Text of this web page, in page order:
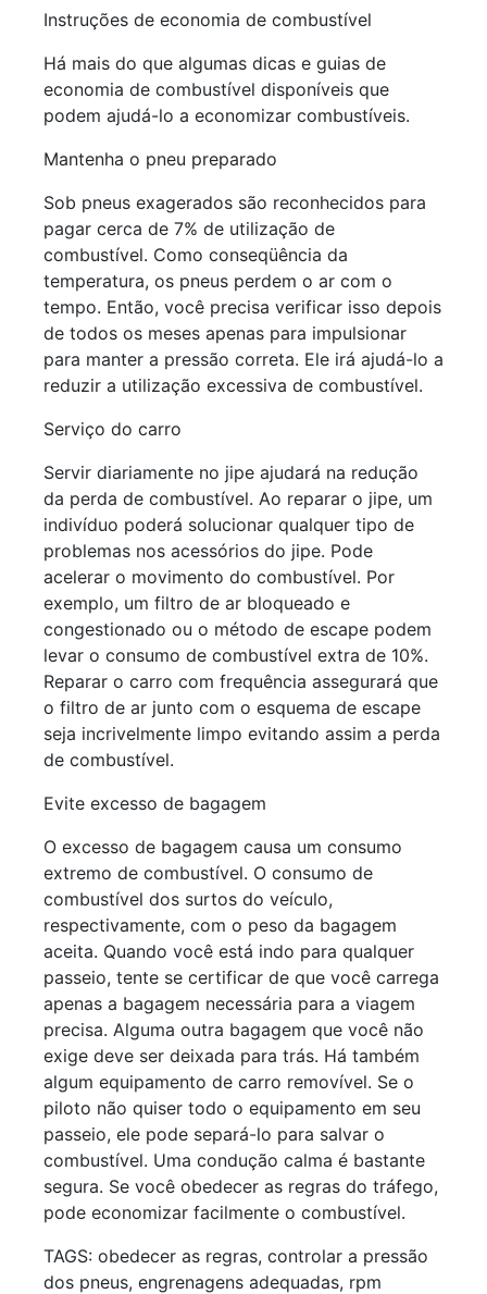
Instruções de economia de combustível
Há mais do que algumas dicas e guias de
economia de combustível disponíveis que
podem ajudá-lo a economizar combustíveis.
Mantenha o pneu preparado
Sob pneus exagerados são reconhecidos para
pagar cerca de 7% de utilização de
combustível. Como conseqüência da
temperatura, os pneus perdem o ar com o
tempo. Então, você precisa verificar isso depois
de todos os meses apenas para impulsionar
para manter a pressão correta. Ele irá ajudá-lo a
reduzir a utilização excessiva de combustível.
Serviço do carro
Servir diariamente no jipe ​​ajudará na redução
da perda de combustível. Ao reparar o jipe, um
indivíduo poderá solucionar qualquer tipo de
problemas nos acessórios do jipe. Pode
acelerar o movimento do combustível. Por
exemplo, um filtro de ar bloqueado e
congestionado ou o método de escape podem
levar o consumo de combustível extra de 10%.
Reparar o carro com frequência assegurará que
o filtro de ar junto com o esquema de escape
seja incrivelmente limpo evitando assim a perda
de combustível.
Evite excesso de bagagem
O excesso de bagagem causa um consumo
extremo de combustível. O consumo de
combustível dos surtos do veículo,
respectivamente, com o peso da bagagem
aceita. Quando você está indo para qualquer
passeio, tente se certificar de que você carrega
apenas a bagagem necessária para a viagem
precisa. Alguma outra bagagem que você não
exige deve ser deixada para trás. Há também
algum equipamento de carro removível. Se o
piloto não quiser todo o equipamento em seu
passeio, ele pode separá-lo para salvar o
combustível. Uma condução calma é bastante
segura. Se você obedecer as regras do tráfego,
pode economizar facilmente o combustível.
TAGS: obedecer as regras, controlar a pressão
dos pneus, engrenagens adequadas, rpm